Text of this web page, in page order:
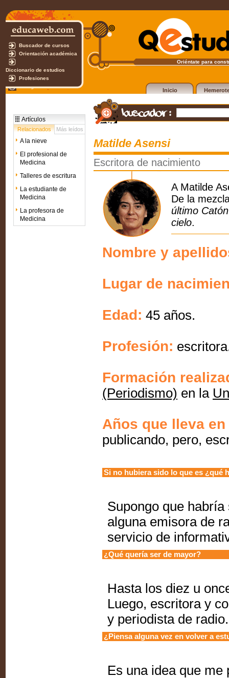
Buscador de cursos
Orientación académica
Diccionario de estudios
Profesiones
Test gratuito
Oriéntate para
Inicio
Artículos
Relacionados Más leídos
A la nieve
El profesional de
Medicina
Talleres de escritura
La estudiante de
Medicina
La profesora de
Medicina
Matilde Asensi
Escritora de nacimiento
A Matilde
De la
último Catón
cielo.
Nombre y
Lugar de
Edad: 45 años.
Profesión:
Formación
(Periodismo) en la
Años que lleva
publicando, pero,
Si no hubiera sido lo que es ¿qué
Supongo que
alguna emisora de
servicio de
¿Qué quería ser de mayor?
Hasta los diez u
Luego, escritora y
y periodista de radio.
¿Piensa alguna vez en volver a
Es una idea que